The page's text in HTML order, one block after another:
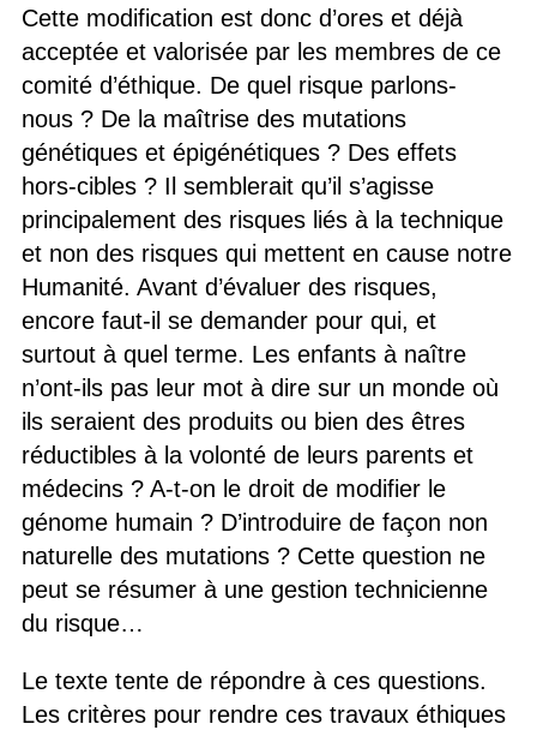
Cette modification est donc d’ores et déjà
acceptée et valorisée par les membres de ce
comité d’éthique. De quel risque parlons-
nous ? De la maîtrise des mutations
génétiques et épigénétiques ? Des effets
hors-cibles ? Il semblerait qu’il s’agisse
principalement des risques liés à la technique
et non des risques qui mettent en cause notre
Humanité. Avant d’évaluer des risques,
encore faut-il se demander pour qui, et
surtout à quel terme. Les enfants à naître
n’ont-ils pas leur mot à dire sur un monde où
ils seraient des produits ou bien des êtres
réductibles à la volonté de leurs parents et
médecins ? A-t-on le droit de modifier le
génome humain ? D’introduire de façon non
naturelle des mutations ? Cette question ne
peut se résumer à une gestion technicienne
du risque…
Le texte tente de répondre à ces questions.
Les critères pour rendre ces travaux éthiques